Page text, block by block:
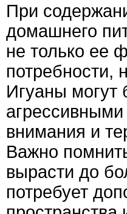
При
домашнего
не только ее
потребности,
Игуаны могут
внимания и
Важно
вырасти до
потребует